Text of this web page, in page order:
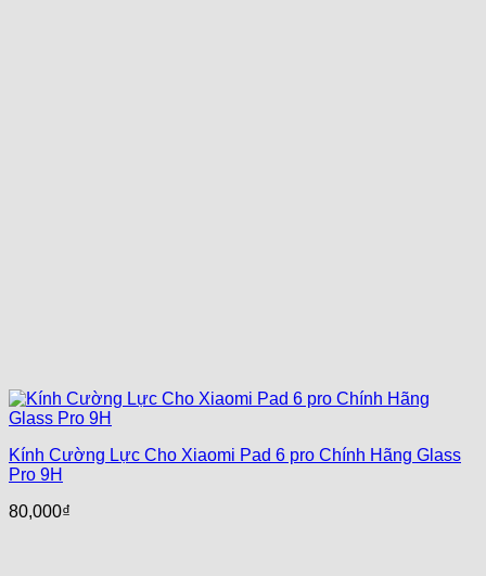
Kính Cường Lực Cho Xiaomi Pad 6 pro Chính Hãng Glass
Pro 9H
80,000₫